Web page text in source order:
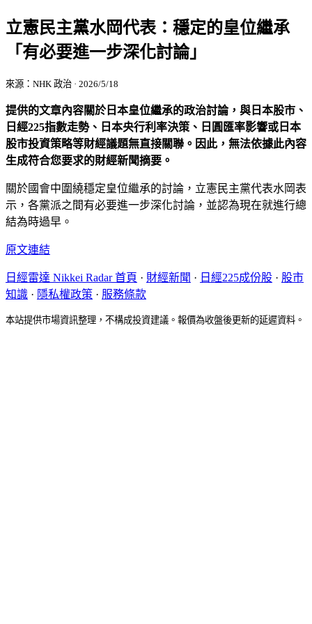
立憲民主黨水岡代表：穩定的皇位繼承
「有必要進一步深化討論」
來源：NHK 政治 · 2026/5/18
提供的文章內容關於日本皇位繼承的政治討論，與日本股市、
日經225指數走勢、日本央行利率決策、日圓匯率影響或日本
股市投資策略等財經議題無直接關聯。因此，無法依據此內容
生成符合您要求的財經新聞摘要。
關於國會中圍繞穩定皇位繼承的討論，立憲民主黨代表水岡表
示，各黨派之間有必要進一步深化討論，並認為現在就進行總
結為時過早。
原文連結
日經雷達 Nikkei Radar 首頁 · 財經新聞 · 日經225成份股 · 股市
知識 · 隱私權政策 · 服務條款
本站提供市場資訊整理，不構成投資建議。報價為收盤後更新的延遲資料。